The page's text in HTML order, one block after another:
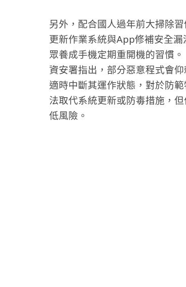
另外，配合國人過年前大掃除
更新作業系統與App修補安全
眾養成手機定期重開機的習慣。
資安署指出，部分惡意程式會
適時中斷其運作狀態，對於防
法取代系統更新或防毒措施，
低風險。